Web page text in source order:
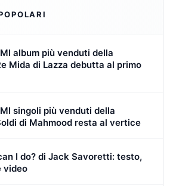
album più venduti della
Mida di Lazza debutta al primo
singoli più venduti della
di Mahmood resta al vertice
I do? di Jack Savoretti: testo,
video